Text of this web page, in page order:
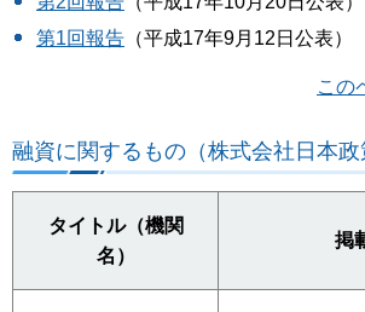
第1回報告 （平成17年9月12日公表）
この
融資に関するもの（株式会社日本政
タイトル（機関
名）
掲